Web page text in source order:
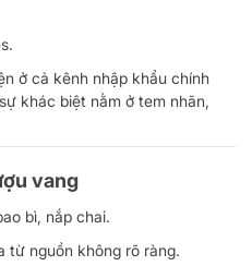
ở cả kênh nhập khẩu chính
khác biệt nằm ở tem nhãn,
vang
bì, nắp chai.
từ nguồn không rõ ràng.